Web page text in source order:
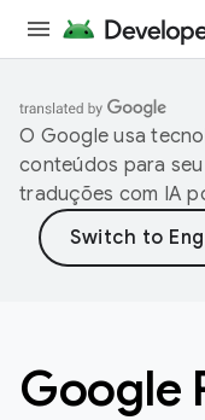
O Google usa
conteúdos para
traduções com IA
Google